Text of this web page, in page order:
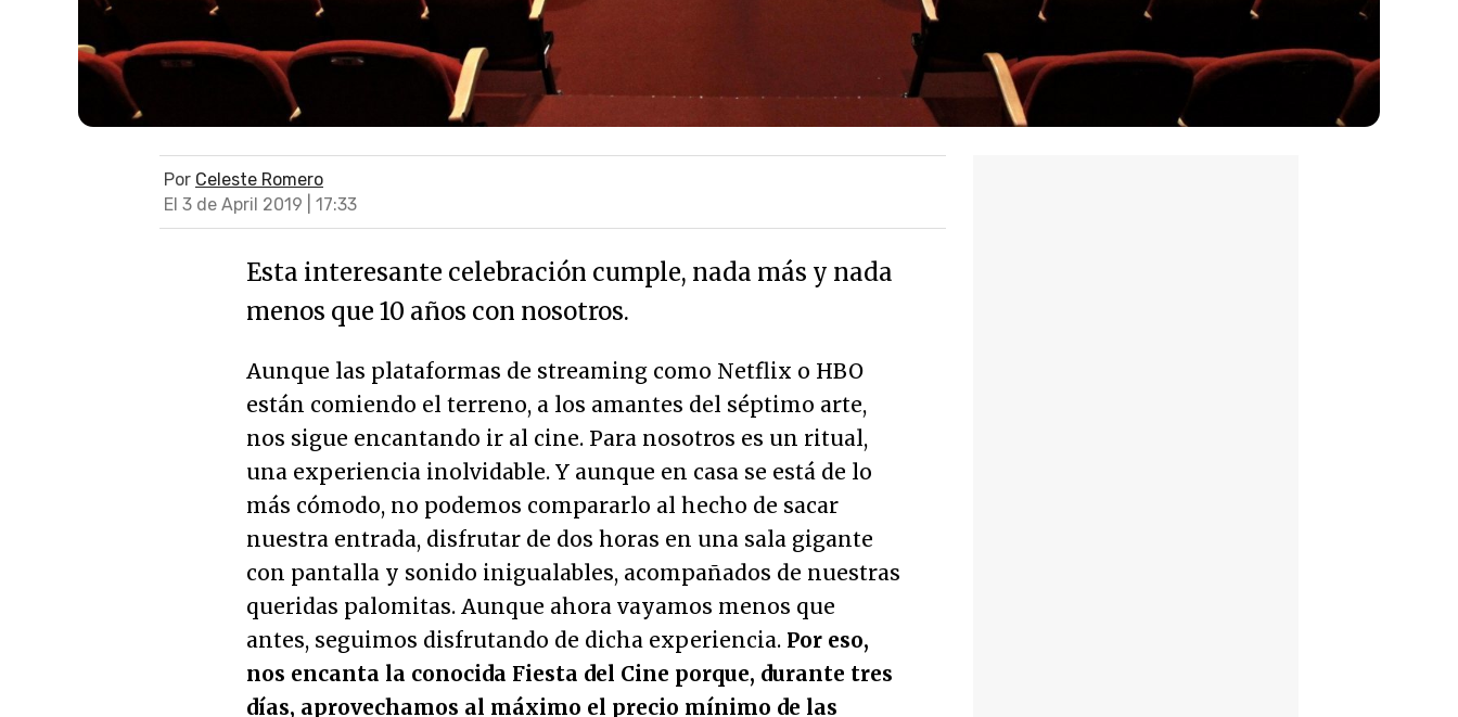
Por Celeste Romero
El 3 de April 2019 | 17:33
Esta interesante celebración cumple, nada más y nada
menos que 10 años con nosotros.
Aunque las plataformas de streaming como Netflix o HBO
están comiendo el terreno, a los amantes del séptimo arte,
nos sigue encantando ir al cine. Para nosotros es un ritual,
una experiencia inolvidable. Y aunque en casa se está de lo
más cómodo, no podemos compararlo al hecho de sacar
nuestra entrada, disfrutar de dos horas en una sala gigante
con pantalla y sonido inigualables, acompañados de nuestras
queridas palomitas. Aunque ahora vayamos menos que
antes, seguimos disfrutando de dicha experiencia. Por eso,
nos encanta la conocida Fiesta del Cine porque, durante tres
días, aprovechamos al máximo el precio mínimo de las